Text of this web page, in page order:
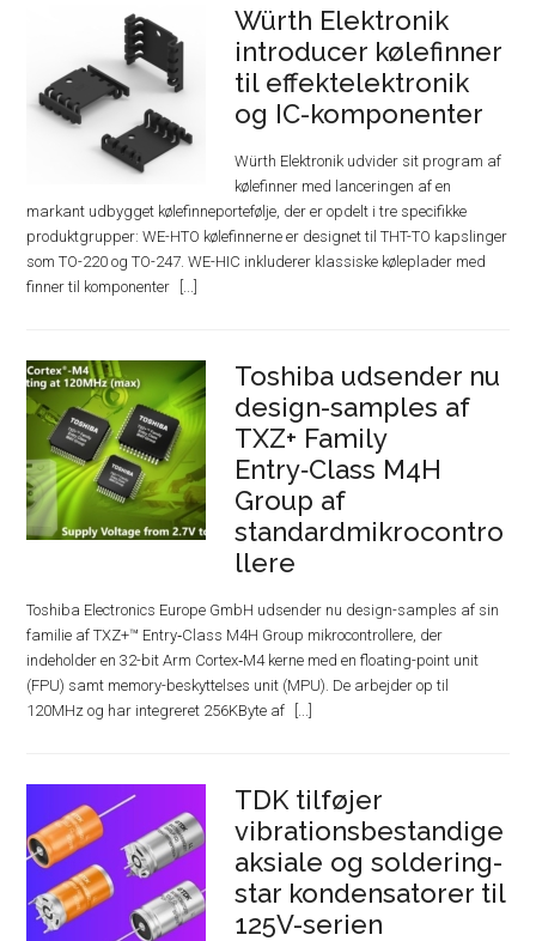
Würth Elektronik
introducer kølefinner
til effektelektronik
og IC-komponenter
Würth Elektronik udvider sit program af
kølefinner med lanceringen af en
markant udbygget kølefinneportefølje, der er opdelt i tre specifikke
produktgrupper: WE-HTO kølefinnerne er designet til THT-TO kapslinger
som TO-220 og TO-247. WE-HIC inkluderer klassiske køleplader med
finner til komponenter
Toshiba udsender nu
design-samples af
TXZ+ Family
Entry‑Class M4H
Group af
standardmikrocontro
llere
Toshiba Electronics Europe GmbH udsender nu design-samples af sin
familie af TXZ+™ Entry‑Class M4H Group mikrocontrollere, der
indeholder en 32-bit Arm Cortex‑M4 kerne med en floating-point unit
(FPU) samt memory-beskyttelses unit (MPU). De arbejder op til
120MHz og har integreret 256KByte af
TDK tilføjer
vibrationsbestandige
aksiale og soldering-
star kondensatorer til
125V-serien